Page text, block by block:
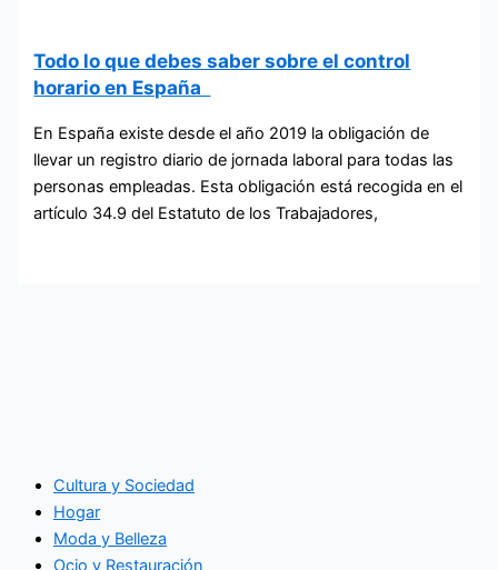
Todo lo que debes saber sobre el control
horario en España
En España existe desde el año 2019 la obligación de
llevar un registro diario de jornada laboral para todas las
personas empleadas. Esta obligación está recogida en el
artículo 34.9 del Estatuto de los Trabajadores,
Cultura y Sociedad
Hogar
Moda y Belleza
Ocio y Restauración